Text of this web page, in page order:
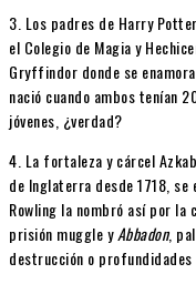
3. Los padres de Harry
el Colegio de Magia y
Gryffindor donde se
nació cuando ambos tenían
jóvenes, ¿verdad?
4. La fortaleza y cárcel
de Inglaterra desde 1718, se
Rowling la nombró así por la
prisión muggle yAbbadon,
destrucción o